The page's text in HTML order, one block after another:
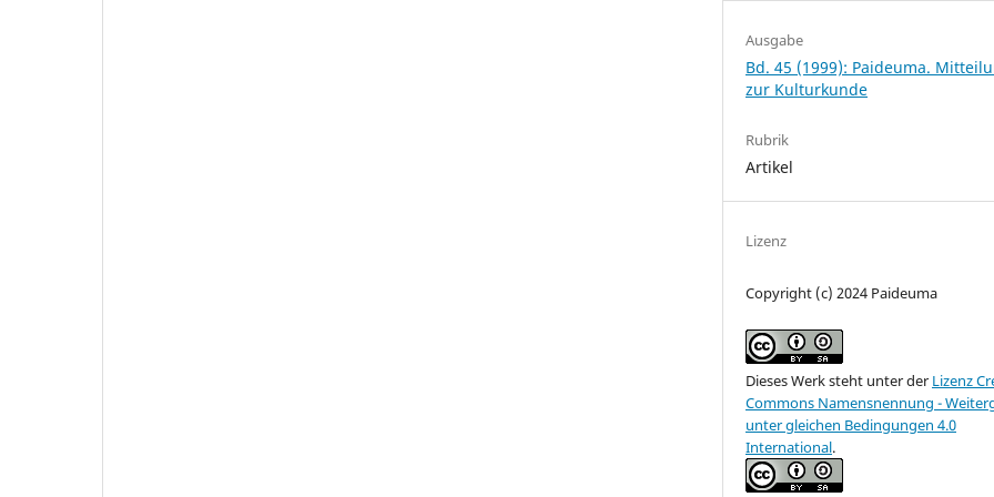
Ausgabe
Bd. 45 (1999): Paideuma.
zur Kulturkunde
Rubrik
Artikel
Lizenz
Copyright (c) 2024 Paideuma
Dieses Werk steht unter der Lizenz
Commons Namensnennung -
unter gleichen Bedingungen 4.0
International.